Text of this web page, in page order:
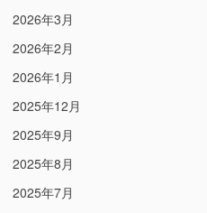
2026年3月
2026年2月
2026年1月
2025年12月
2025年9月
2025年8月
2025年7月